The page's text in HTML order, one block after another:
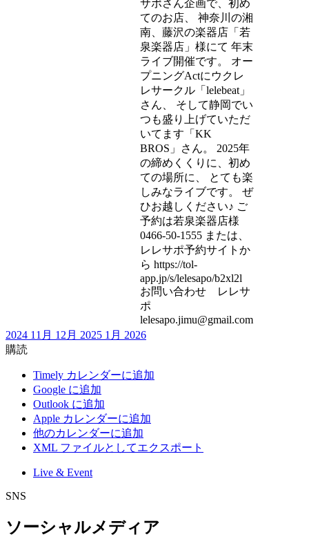
サポさん企画で、初め
てのお店、 神奈川の湘
南、藤沢の楽器店「若
泉楽器店」様にて 年末
ライブ開催です。 オー
プニングActにウクレ
レサークル「lelebeat」
さん、 そして静岡でい
つも盛り上げていただ
いてます「KK
BROS」さん。 2025年
の締めくくりに、初め
ての場所に、 とても楽
しみなライブです。 ぜ
ひお越しください♪ ご
予約は若泉楽器店様
0466-50-1555 または、
レレサポ予約サイトか
ら https://tol-
app.jp/s/lelesapo/b2xl2l
お問い合わせ レレサ
ポ
lelesapo.jimu@gmail.com
2024 11月 12月 2025 1月 2026
購読
Timely カレンダーに追加
Google に追加
Outlook に追加
Apple カレンダーに追加
他のカレンダーに追加
XML ファイルとしてエクスポート
Live & Event
SNS
ソーシャルメディア